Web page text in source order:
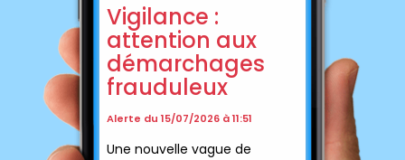
Vigilance :
attention aux
démarchages
frauduleux
Alerte du 15/07/2026 à 11:51
Une nouvelle vague de